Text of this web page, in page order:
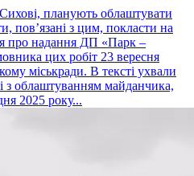
планують облаштувати
пов’язані з цим, покласти на
про надання ДП «Парк –
цих робіт 23 вересня
міськради. В тексті ухвали
з облаштуванням майданчика,
2025 року...